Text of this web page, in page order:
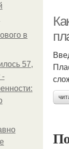
в
57,
-